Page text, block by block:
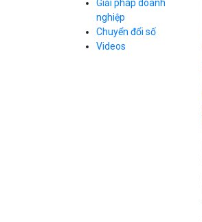
Traffic Manager
Cloud VPS
Kafka
Videos
Giải pháp doanh
nghiệp
Chuyển đổi số
Videos